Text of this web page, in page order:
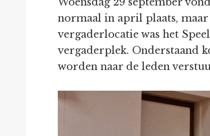
normaal in april plaats,
vergaderlocatie was het
vergaderplek. Onderstaand
worden naar de leden